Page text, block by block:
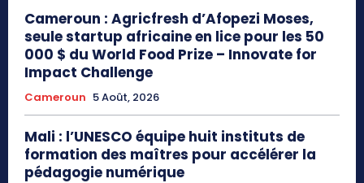
Cameroun : Agricfresh d’Afopezi Moses,
seule startup africaine en lice pour les 50
000 $ du World Food Prize – Innovate for
Impact Challenge
Cameroun 5 Août, 2026
Mali : l’UNESCO équipe huit instituts de
formation des maîtres pour accélérer la
pédagogie numérique